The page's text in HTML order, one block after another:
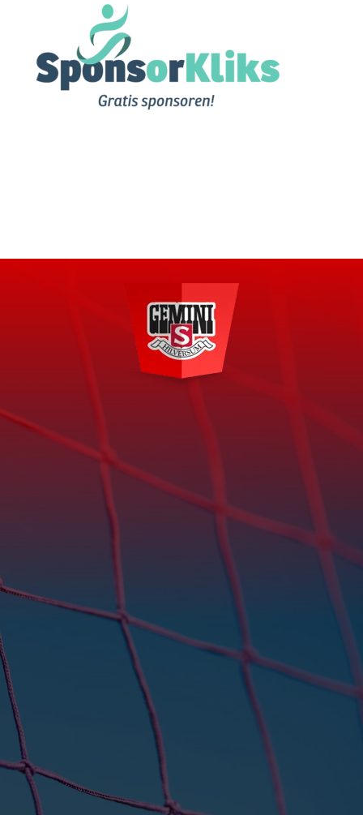
Franciscusweg 6a
1216 SK Hilversum
redactie@gemini-s.nl